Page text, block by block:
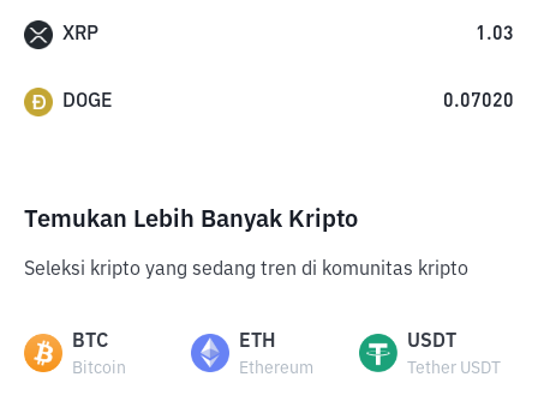
XRP 1.03
DOGE 0.07020
Temukan Lebih Banyak Kripto
Seleksi kripto yang sedang tren di komunitas kripto
BTC
Bitcoin
ETH
Ethereum
USDT
Tether USDT